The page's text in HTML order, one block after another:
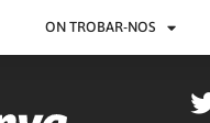
ON TROBAR-NOS